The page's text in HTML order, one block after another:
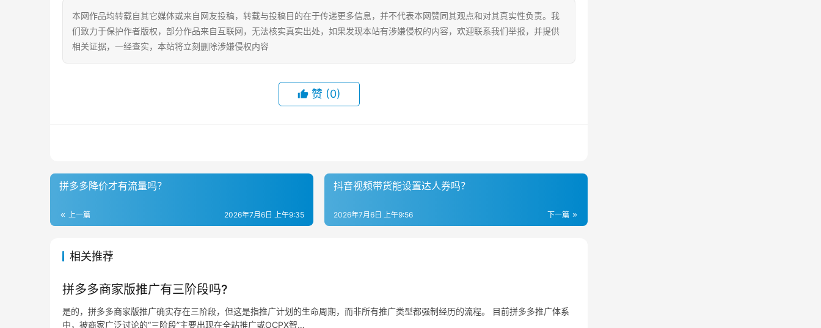
本网作品均转载自其它媒体或来自网友投稿，转载与投稿目的在于传递更多信息，并不代表本网赞同其观点和对其真实性负责。我
们致力于保护作者版权，部分作品来自互联网，无法核实真实出处，如果发现本站有涉嫌侵权的内容，欢迎联系我们举报，并提供
相关证据，一经查实，本站将立刻删除涉嫌侵权内容
赞 (0)
拼多多降价才有流量吗？
上一篇 2026年7月6日 上午9:35
抖音视频带货能设置达人券吗？
下一篇
2026年7月6日 上午9:56
相关推荐
拼多多商家版推广有三阶段吗?
是的，拼多多商家版推广确实存在三阶段，但这是指推广计划的生命周期，而非所有推广类型都强制经历的流程。 目前拼多多推广体系
中，被商家广泛讨论的“三阶段”主要出现在全站推广或OCPX智…